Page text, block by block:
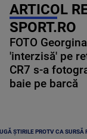
ARTICOL
SPORT.RO
FOTO
'interzisă' pe
CR7 s-a
baie pe barcă
ȘTIRILE PROTV CA SURSĂ